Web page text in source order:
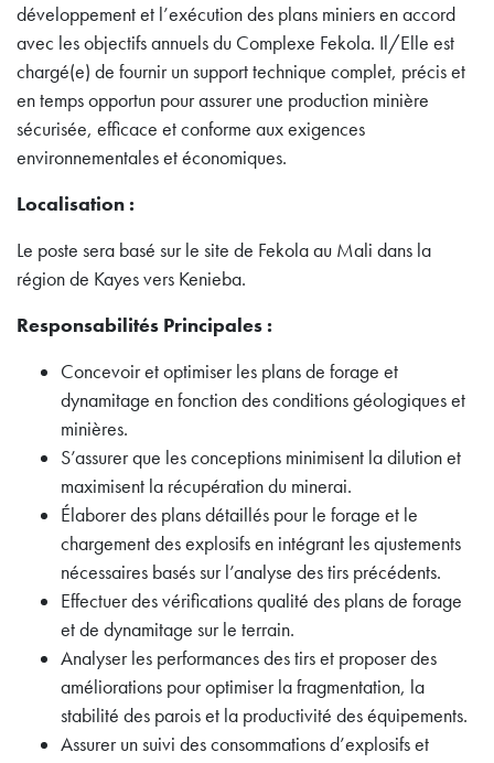
développement et l’exécution des plans miniers en accord
avec les objectifs annuels du Complexe Fekola. Il/Elle est
chargé(e) de fournir un support technique complet, précis et
en temps opportun pour assurer une production minière
sécurisée, efficace et conforme aux exigences
environnementales et économiques.
Localisation :
Le poste sera basé sur le site de Fekola au Mali dans la
région de Kayes vers Kenieba.
Responsabilités Principales :
Concevoir et optimiser les plans de forage et
dynamitage en fonction des conditions géologiques et
minières.
S’assurer que les conceptions minimisent la dilution et
maximisent la récupération du minerai.
Élaborer des plans détaillés pour le forage et le
chargement des explosifs en intégrant les ajustements
nécessaires basés sur l’analyse des tirs précédents.
Effectuer des vérifications qualité des plans de forage
et de dynamitage sur le terrain.
Analyser les performances des tirs et proposer des
améliorations pour optimiser la fragmentation, la
stabilité des parois et la productivité des équipements.
Assurer un suivi des consommations d’explosifs et